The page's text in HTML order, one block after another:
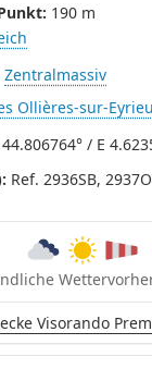
190 m
Zentralmassiv
Ollières-sur-
/ E
Ref. 2936SB,
Visorando